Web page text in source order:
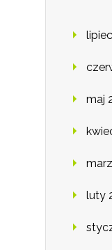
maj
luty